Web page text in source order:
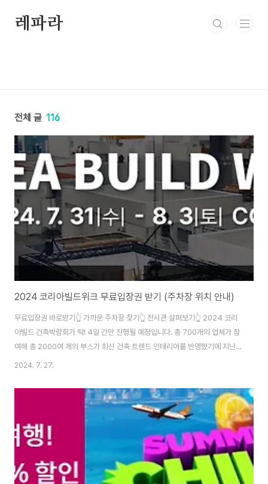
레파라
전체 글 116
2024 코리아빌드위크 무료입장권 받기 (주차장 위치 안내)
무료입장권 바로받기👆 가까운 주차장 찾기👆 전시관 살펴보기👆 2024 코리
아빌드 건축박람회가 딱! 4일 간만 진행될 예정입니다. 총 700개의 업체가 참
여해 총 2000여 개의 부스가 최신 건축 트렌드 인테리어를 반영했기에 지난
2월보다 더 볼거리가 풍성해질 것으로 보이는데요. 그러나, 그냥 사전예약 없
니 어서 무료 입장권부터 신청해주시길 바랍니다. 가까운 주차장위치 및 지도
까지 볼 수 있으니 위의 내용참고해주세요!
2024. 7. 27.